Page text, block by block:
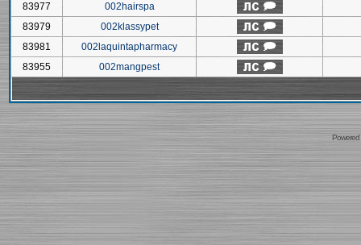
83977
002hairspa
83979
002klassypet
83981
002laquintapharmacy
83955
002mangpest